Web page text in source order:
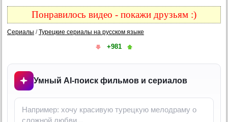
5 серия
5 серия (суб)
7 серия
7 серия (суб)
8 серия (суб)
Понравилось видео - покажи друзьям :)
Сериалы /Турецкие сериалы на русском языке
+981
Умный AI-поиск фильмов и сериалов